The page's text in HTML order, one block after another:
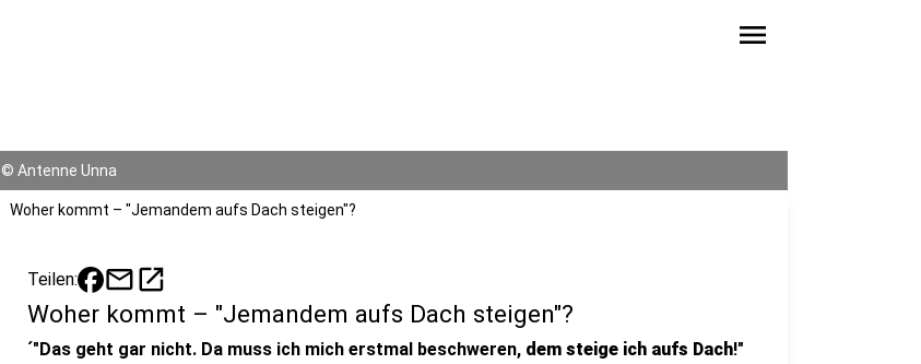
menu
© Antenne Unna
Woher kommt – "Jemandem aufs Dach steigen"?
Teilen: mailopen_in_new
Woher kommt – "Jemandem aufs Dach steigen"?
´"Das geht gar nicht. Da muss ich mich erstmal beschweren, dem steige ich aufs Dach!"